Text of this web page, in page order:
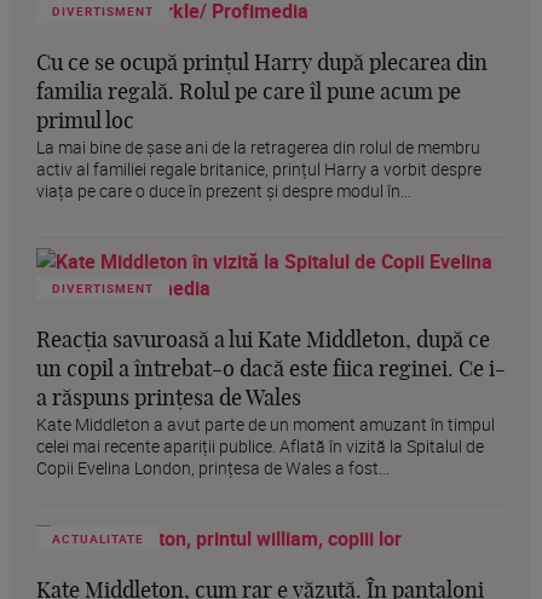
DIVERTISMENT
Cu ce se ocupă prințul Harry după plecarea din
familia regală. Rolul pe care îl pune acum pe
primul loc
La mai bine de șase ani de la retragerea din rolul de membru
activ al familiei regale britanice, prințul Harry a vorbit despre
viața pe care o duce în prezent și despre modul în...
DIVERTISMENT
Reacția savuroasă a lui Kate Middleton, după ce
un copil a întrebat-o dacă este fiica reginei. Ce i-
a răspuns prințesa de Wales
Kate Middleton a avut parte de un moment amuzant în timpul
celei mai recente apariții publice. Aflată în vizită la Spitalul de
Copii Evelina London, prințesa de Wales a fost...
ACTUALITATE
Kate Middleton, cum rar e văzută. În pantaloni